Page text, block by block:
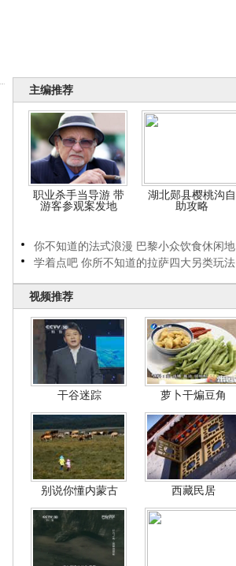
主编推荐
职业杀手当导游 带
游客参观案发地
湖北郧县樱桃沟自
助攻略
你不知道的法式浪漫 巴黎小众饮食休闲地
学着点吧 你所不知道的拉萨四大另类玩法
视频推荐
干谷迷踪 萝卜干煸豆角
别说你懂内蒙古 西藏民居